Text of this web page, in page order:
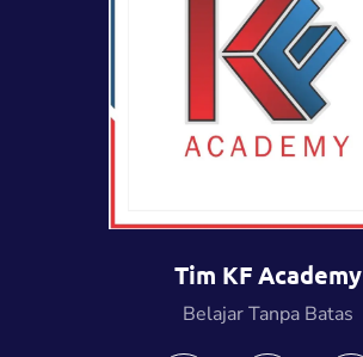
Tim KF Academy
Belajar Tanpa Batas